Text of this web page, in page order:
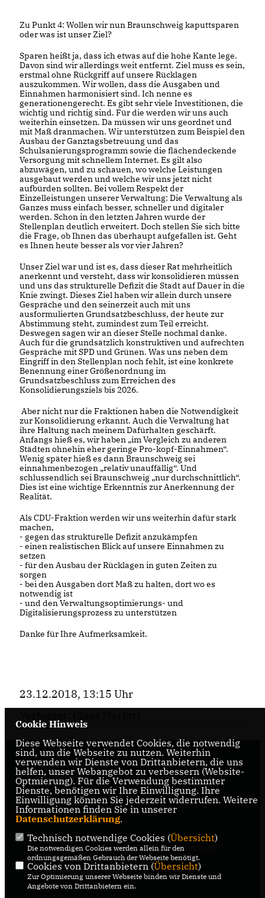
Zu Punkt 4: Wollen wir nun Braunschweig kaputtsparen
oder was ist unser Ziel?
Sparen heißt ja, dass ich etwas auf die hohe Kante lege.
Davon sind wir allerdings weit entfernt. Ziel muss es sein,
erstmal ohne Rückgriff auf unsere Rücklagen
auszukommen. Wir wollen, dass die Ausgaben und
Einnahmen harmonisiert sind. Ich nenne es
generationengerecht. Es gibt sehr viele Investitionen, die
wichtig und richtig sind. Für die werden wir uns auch
weiterhin einsetzen. Da müssen wir uns geordnet und
mit Maß dranmachen. Wir unterstützen zum Beispiel den
Ausbau der Ganztagsbetreuung und das
Schulsanierungsprogramm sowie die flächendeckende
Versorgung mit schnellem Internet. Es gilt also
abzuwägen, und zu schauen, wo welche Leistungen
ausgebaut werden und welche wir uns jetzt nicht
aufbürden sollten. Bei vollem Respekt der
Einzelleistungen unserer Verwaltung: Die Verwaltung als
Ganzes muss einfach besser, schneller und digitaler
werden. Schon in den letzten Jahren wurde der
Stellenplan deutlich erweitert. Doch stellen Sie sich bitte
die Frage, ob Ihnen das überhaupt aufgefallen ist. Geht
es Ihnen heute besser als vor vier Jahren?
Unser Ziel war und ist es, dass dieser Rat mehrheitlich
anerkennt und versteht, dass wir konsolidieren müssen
und uns das strukturelle Defizit die Stadt auf Dauer in die
Knie zwingt. Dieses Ziel haben wir allein durch unsere
Gespräche und den seinerzeit auch mit uns
ausformulierten Grundsatzbeschluss, der heute zur
Abstimmung steht, zumindest zum Teil erreicht.
Deswegen sagen wir an dieser Stelle nochmal danke.
Auch für die grundsätzlich konstruktiven und aufrechten
Gespräche mit SPD und Grünen. Was uns neben dem
Eingriff in den Stellenplan noch fehlt, ist eine konkrete
Benennung einer Größenordnung im
Grundsatzbeschluss zum Erreichen des
Konsolidierungsziels bis 2026.
Aber nicht nur die Fraktionen haben die Notwendigkeit
zur Konsolidierung erkannt. Auch die Verwaltung hat
ihre Haltung nach meinem Dafürhalten geschärft.
Anfangs hieß es, wir haben „im Vergleich zu anderen
Städten ohnehin eher geringe Pro-kopf-Einnahmen“.
Wenig später hieß es dann Braunschweig sei
einnahmenbezogen „relativ unauffällig“. Und
schlussendlich sei Braunschweig „nur durchschnittlich“.
Dies ist eine wichtige Erkenntnis zur Anerkennung der
Realität.
Als CDU-Fraktion werden wir uns weiterhin dafür stark
machen,
- gegen das strukturelle Defizit anzukämpfen
- einen realistischen Blick auf unsere Einnahmen zu
setzen
- für den Ausbau der Rücklagen in guten Zeiten zu
sorgen
- bei den Ausgaben dort Maß zu halten, dort wo es
notwendig ist
- und den Verwaltungsoptimierungs- und
Digitalisierungsprozess zu unterstützen
Danke für Ihre Aufmerksamkeit.
23.12.2018, 13:15 Uhr
Internetseite der CDU-Fraktion im Rat der Stadt
Braunschweig, mit aktuellen Informationen rund
um die Kommunalpolitik in der zweitgrößten Stadt
Niedersachsens.
IMPRESSUM DATENSCHUTZ KONTAKT
CDU Niedersachsen
Cookie Hinweis
Diese Webseite verwendet Cookies, die notwendig
sind, um die Webseite zu nutzen. Weiterhin
verwenden wir Dienste von Drittanbietern, die uns
helfen, unser Webangebot zu verbessern (Website-
Optmierung). Für die Verwendung bestimmter
Dienste, benötigen wir Ihre Einwilligung. Ihre
Einwilligung können Sie jederzeit widerrufen. Weitere
Informationen finden Sie in unserer
Datenschutzerklärung.
Technisch notwendige Cookies (Übersicht)
Die notwendigen Cookies werden allein für den
ordnungsgemäßen Gebrauch der Webseite benötigt.
Cookies von Drittanbietern (Übersicht)
Zur Optimierung unserer Webseite binden wir Dienste und
Angebote von Drittanbietern ein.